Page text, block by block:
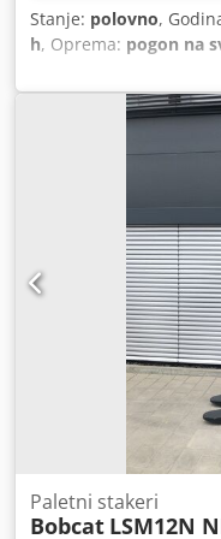
Stanje: polovno,
h, Oprema: pogon na
Paletni stakeri
Bobcat LSM12N